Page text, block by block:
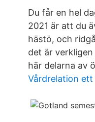
Du får en hel
2021 är att du
hästö, och
det är
här delarna av
Vårdrelation